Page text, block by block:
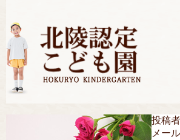
投稿者
メー